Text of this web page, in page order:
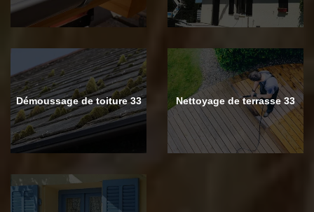
Démoussage de toiture 33 Nettoyage de terrasse 33